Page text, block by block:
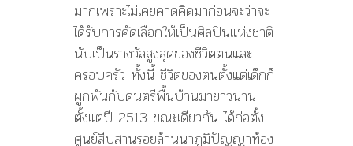
มากเพราะไม่เคยคาดคิดมาก่อนจะว่าจะ
ได้รับการคัดเลือกให้เป็นศิลปินแห่งชาติ
นับเป็นรางวัลสูงสุดของชีวิตตนและ
ครอบครัว ทั้งนี้ ชีวิตของตนตั้งแต่เด็กก็
ผูกพันกับดนตรีพื้นบ้านมายาวนาน
ตั้งแต่ปี 2513 ขณะเดียวกัน ได้ก่อตั้ง
ศูนย์สืบสานรอยล้านนาภูมิปัญญาท้อง